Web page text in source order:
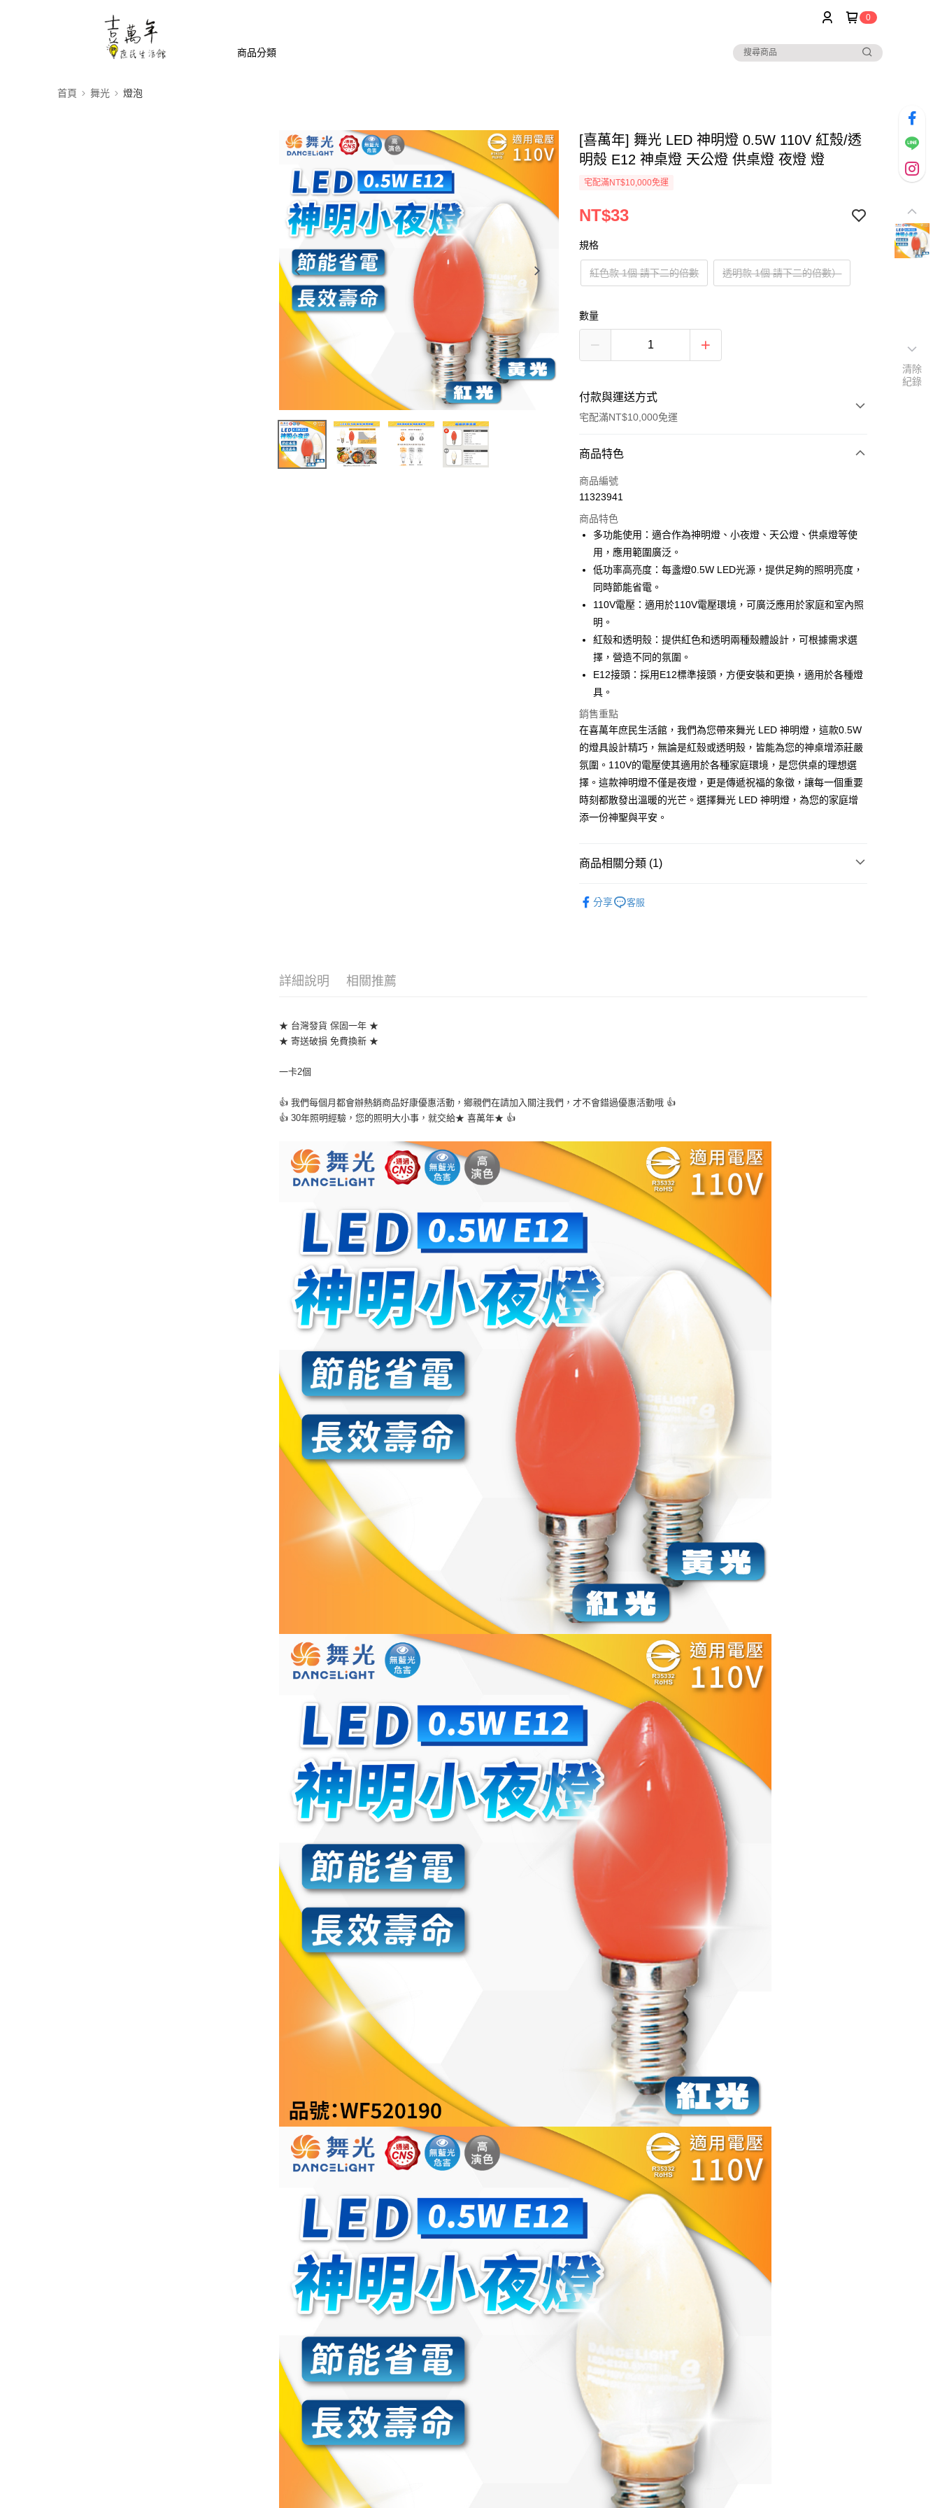
0
商品分類
首頁 舞光 燈泡
[喜萬年] 舞光 LED 神明燈 0.5W 110V 紅殼/透
明殼 E12 神桌燈 天公燈 供桌燈 夜燈 燈
宅配滿NT$10,000免運
NT$33
規格
紅色款 1個 請下二的倍數 透明款 1個 請下二的倍數）
數量
付款與運送方式
宅配滿NT$10,000免運
付款方式
信用卡一次付款
ATM付款
運送方式
全家取貨付款
每筆NT$60
7-11取貨付款
每筆NT$60
宅配
每筆NT$160，滿NT$10,000(含以上)免運費
商品特色
商品編號
11323941
商品特色
多功能使用：適合作為神明燈、小夜燈、天公燈、供桌燈等使
用，應用範圍廣泛。
低功率高亮度：每盞燈0.5W LED光源，提供足夠的照明亮度，
同時節能省電。
110V電壓：適用於110V電壓環境，可廣泛應用於家庭和室內照
明。
紅殼和透明殼：提供紅色和透明兩種殼體設計，可根據需求選
擇，營造不同的氛圍。
E12接頭：採用E12標準接頭，方便安裝和更換，適用於各種燈
具。
銷售重點
在喜萬年庶民生活館，我們為您帶來舞光 LED 神明燈，這款0.5W
的燈具設計精巧，無論是紅殼或透明殼，皆能為您的神桌增添莊嚴
氛圍。110V的電壓使其適用於各種家庭環境，是您供桌的理想選
擇。這款神明燈不僅是夜燈，更是傳遞祝福的象徵，讓每一個重要
時刻都散發出溫暖的光芒。選擇舞光 LED 神明燈，為您的家庭增
添一份神聖與平安。
商品相關分類 (1)
分享
客服
詳細說明 相關推薦
★ 台灣發貨 保固一年 ★
★ 寄送破損 免費換新 ★
一卡2個
👍 我們每個月都會辦熱銷商品好康優惠活動，鄉親們在請加入關注我們，才不會錯過優惠活動哦 👍
👍 30年照明經驗，您的照明大小事，就交給★ 喜萬年★ 👍
清除
紀錄